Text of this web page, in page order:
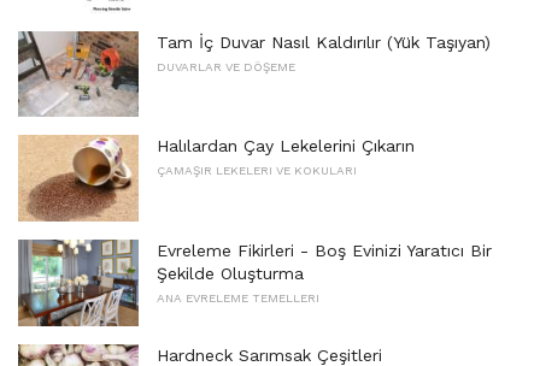
Tam İç Duvar Nasıl Kaldırılır (Yük Taşıyan)
DUVARLAR VE DÖŞEME
Halılardan Çay Lekelerini Çıkarın
ÇAMAŞIR LEKELERI VE KOKULARI
Evreleme Fikirleri - Boş Evinizi Yaratıcı Bir
Şekilde Oluşturma
ANA EVRELEME TEMELLERI
Hardneck Sarımsak Çeşitleri